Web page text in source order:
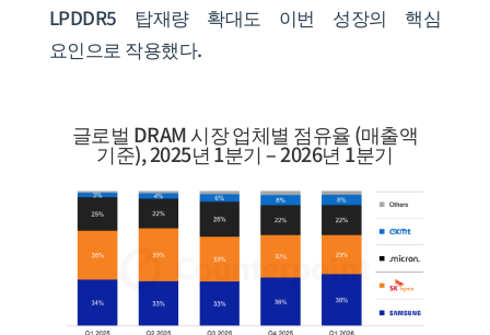
LPDDR5 탑재량 확대도 이번 성장의 핵심
요인으로 작용했다.
글로벌 DRAM 시장 업체별 점유율 (매출액
기준), 2025년 1분기 – 2026년 1분기